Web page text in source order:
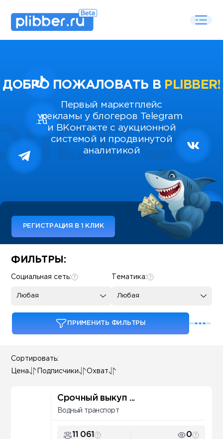
ДОБРО ПОЖАЛОВАТЬ В PLIBBER!
Первый маркетплейс
рекламы у блогеров Telegram
и ВКонтакте с аукционной
системой и продвинутой
аналитикой
РЕГИСТРАЦИЯ В 1 КЛИК
Some SEO Title
ФИЛЬТРЫ:
Тематика:
Любая
Социальная сеть:
Любая
ПРИМЕНИТЬ ФИЛЬТРЫ
Сортировать:
Цена Подписчики Охват
Срочный выкуп ...
Водный транспорт
11 061 0